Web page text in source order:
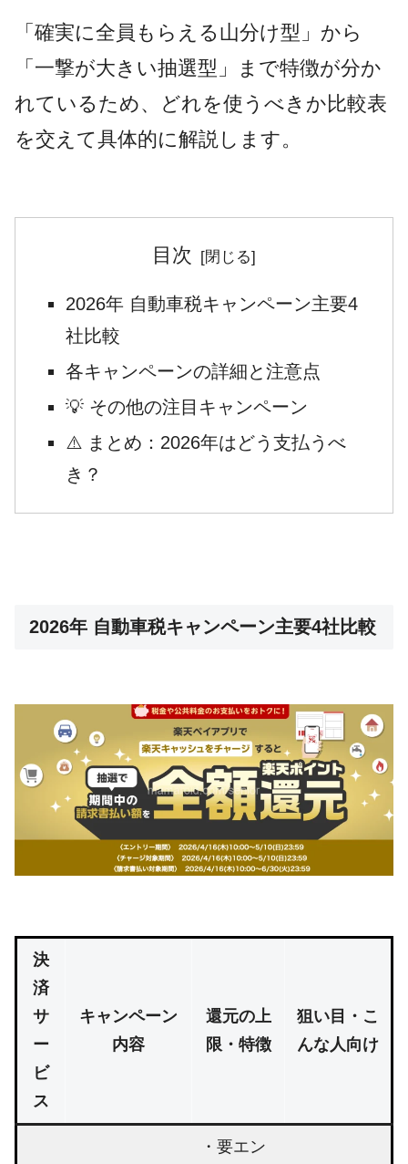
「確実に全員もらえる山分け型」から
「一撃が大きい抽選型」まで特徴が分か
れているため、どれを使うべきか比較表
を交えて具体的に解説します。
目次
2026年 自動車税キャンペーン主要4
社比較
各キャンペーンの詳細と注意点
💡 その他の注目キャンペーン
⚠️ まとめ：2026年はどう支払うべ
き？
2026年 自動車税キャンペーン主要4社比較
決
済
サ
ー
ビ
ス
キャンペーン
内容
還元の上
限・特徴
狙い目・こ
んな人向け
・要エン